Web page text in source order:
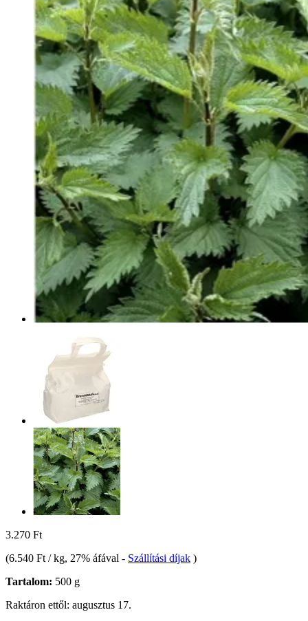
3.270 Ft
(6.540 Ft / kg, 27% áfával - Szállítási díjak )
Tartalom: 500 g
Raktáron ettől: augusztus 17.